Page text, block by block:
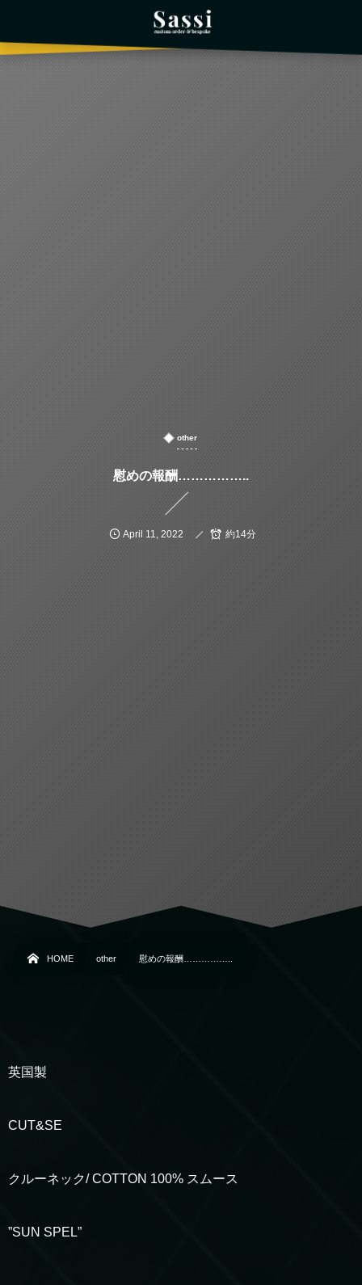
other
慰めの報酬……………..
April 11, 2022 約14分
HOME other 慰めの報酬……………..
英国製
CUT&SE
クルーネック/ COTTON 100% スムース
”SUN SPEL”